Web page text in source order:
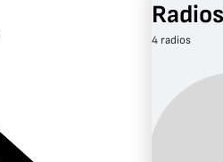
4 radios